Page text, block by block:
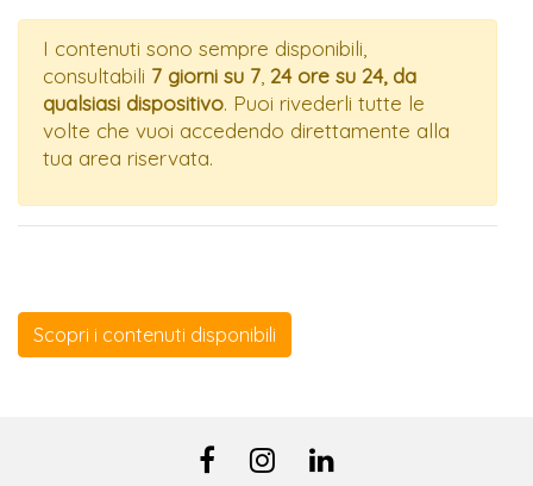
I contenuti sono sempre disponibili,
consultabili 7 giorni su 7 24 ore su 24, da
qualsiasi dispositivo. Puoi rivederli tutte le
volte che vuoi accedendo direttamente alla
tua area riservata.
Scopri i contenuti disponibili